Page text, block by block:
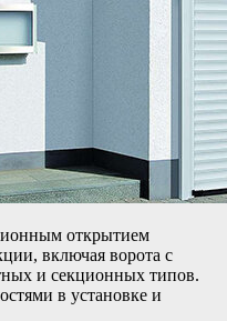
открытием
включая ворота с
и секционных типов.
в установке и